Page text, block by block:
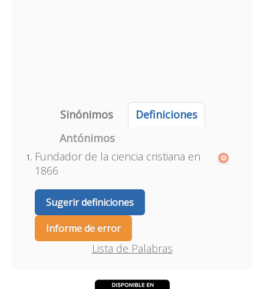
Sinónimos
Definiciones
Antónimos
Fundador de la ciencia cristiana en
1866
Sugerir definiciones
Informe de error
Lista de Palabras